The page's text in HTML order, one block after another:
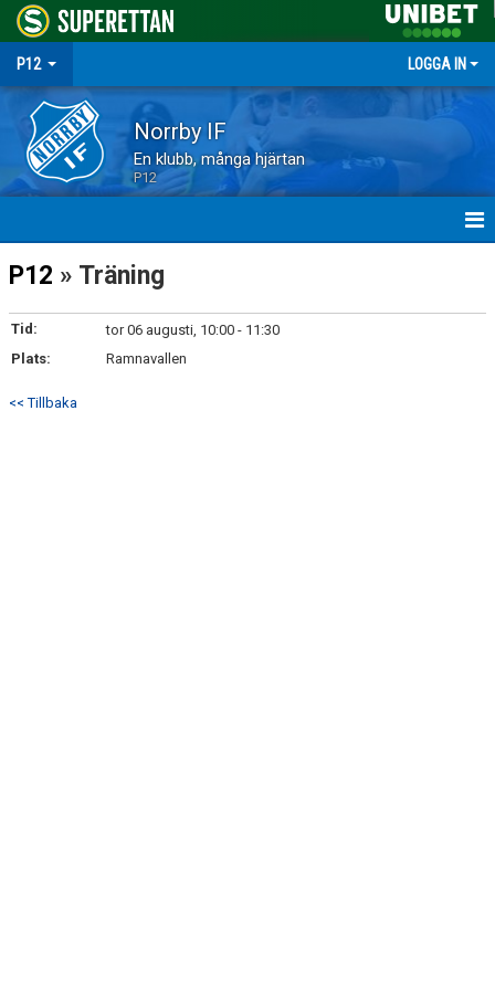
P12 LOGGA IN
Norrby IF
En klubb, många hjärtan
P12
HEM
NYHETER
MATCHER
TRUPPEN
P12 » Träning
Tid:
tor 06 augusti, 10:00 - 11:30
Plats:
Ramnavallen
<< Tillbaka